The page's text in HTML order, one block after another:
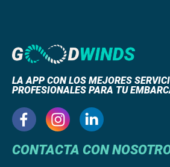
LA APP CON LOS MEJORES
PROFESIONALES PARA TU
CONTACTA CON